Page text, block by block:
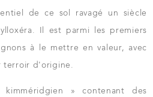
de ce sol ravagé un siècle
Il est parmi les premiers
à le mettre en valeur, avec
terroir d'origine.
» contenant des